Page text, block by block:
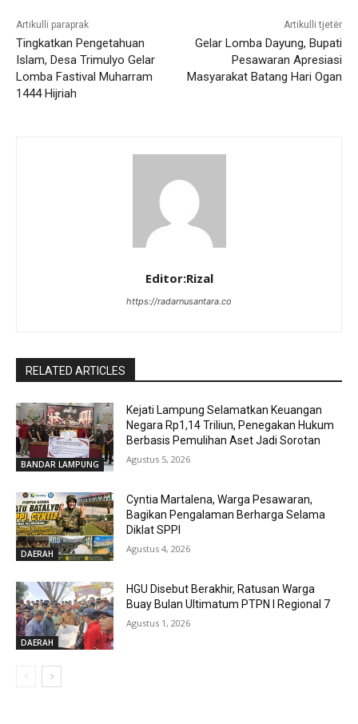
Artikulli paraprak
Tingkatkan Pengetahuan
Islam, Desa Trimulyo Gelar
Lomba Fastival Muharram
1444 Hijriah
Artikulli tjetër
Gelar Lomba Dayung, Bupati
Pesawaran Apresiasi
Masyarakat Batang Hari Ogan
Editor:Rizal
https://radarnusantara.co
RELATED ARTICLES
BANDAR LAMPUNG
Kejati Lampung Selamatkan Keuangan
Negara Rp1,14 Triliun, Penegakan Hukum
Berbasis Pemulihan Aset Jadi Sorotan
Agustus 5, 2026
DAERAH
Cyntia Martalena, Warga Pesawaran,
Bagikan Pengalaman Berharga Selama
Diklat SPPI
Agustus 4, 2026
DAERAH
HGU Disebut Berakhir, Ratusan Warga
Buay Bulan Ultimatum PTPN I Regional 7
Agustus 1, 2026